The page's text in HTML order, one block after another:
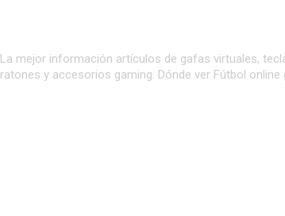
La mejor información artículos de gafas virtuales,
ratones y accesorios gaming. Dónde ver Fútbol online